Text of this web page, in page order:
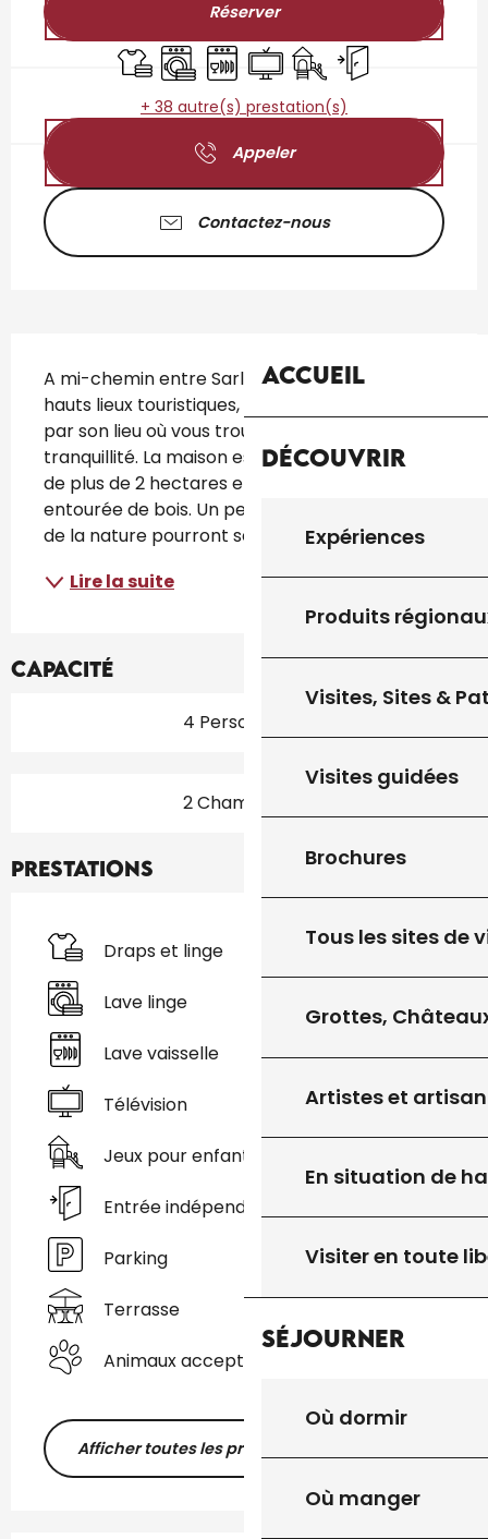
Accueil
Découvrir
Expériences
Produits
Visites, Sites &
Visites guidées
Brochures
Tous les sites de
Grottes,
Artistes et
En situation de
Visiter en toute
Séjourner
Où dormir
Où manger
Réserver
Draps et linge
Lave lingeLave vaisselle
TélévisionJeux pour enfants /
Entrée
+ 38 autre(s) prestation(s)
Appeler
Contactez-nous
A mi-chemin entre Sarlat et Rocamadour,
hauts lieux touristiques, ce gîte vous séduira
par son lieu où vous trouverez calme et
tranquillité. La maison est située sur un terrain
de plus de 2 hectares en pleine campagne,
entourée de bois. Un peu isolé, les amoureux
de la nature pourront se promener...
Lire la suite
Capacité
4 Personne(s)
2 Chambre(s)
Prestations
Draps et linge
Lave linge
Lave vaisselle
Télévision
Jeux pour enfants / Espace jeux
Entrée indépendante
Parking
Terrasse
Animaux acceptés
Afficher toutes les prestations